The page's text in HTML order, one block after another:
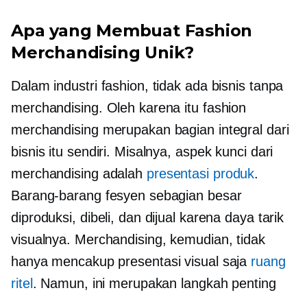
Apa yang Membuat Fashion
Merchandising Unik?
Dalam industri fashion, tidak ada bisnis tanpa
merchandising. Oleh karena itu fashion
merchandising merupakan bagian integral dari
bisnis itu sendiri. Misalnya, aspek kunci dari
merchandising adalah presentasi produk.
Barang-barang fesyen sebagian besar
diproduksi, dibeli, dan dijual karena daya tarik
visualnya. Merchandising, kemudian, tidak
hanya mencakup presentasi visual saja ruang
ritel . Namun, ini merupakan langkah penting